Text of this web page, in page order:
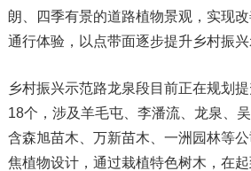
朗、四季有景的道路植物景观，实现
通行体验，以点带面逐步提升乡村振兴
乡村振兴示范路龙泉段目前正在规划
18个，涉及羊毛屯、李潘流、龙泉、
含森旭苗木、万新苗木、一洲园林等
焦植物设计，通过栽植特色树木，在